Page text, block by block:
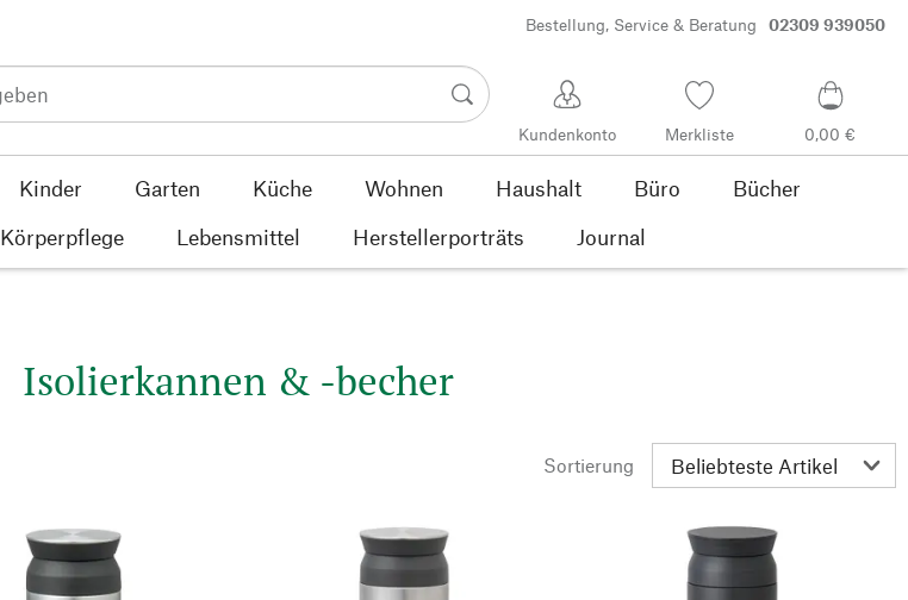
Bestellung, Service & Beratung 02309 939050
Kundenkonto Merkliste 0,00 €
Kinder Garten Küche Wohnen Haushalt Büro
Bücher
Körperpflege Lebensmittel Herstellerporträts Journal
Isolierkannen & -becher
Sortierung